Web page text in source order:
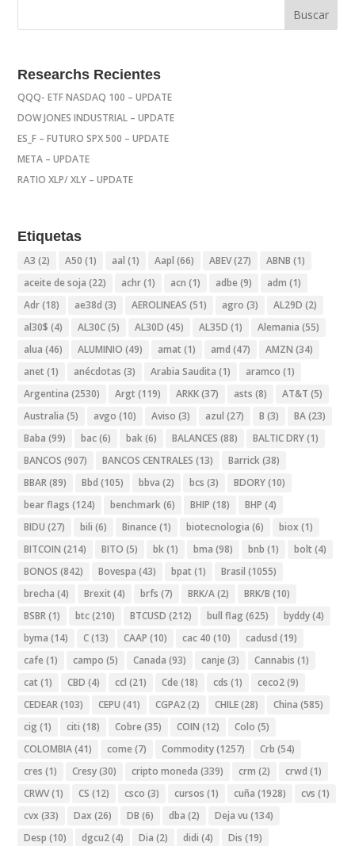
Researchs Recientes
QQQ- ETF NASDAQ 100 – UPDATE
DOW JONES INDUSTRIAL – UPDATE
ES_F – FUTURO SPX 500 – UPDATE
META – UPDATE
RATIO XLP/ XLY – UPDATE
Etiquetas
A3 (2) A50 (1) aal (1) Aapl (66) ABEV(27) ABNB (1)
aceite de soja (22) achr(1) acn (1) adbe (9) adm (1)
Adr(18) ae38d (3) AEROLINEAS (51) agro (3) AL29D (2)
al30$ (4) AL30C(5) AL30D (45) AL35D (1) Alemania (55)
alua (46) ALUMINIO (49) amat (1) amd (47) AMZN (34)
anet (1) anécdotas (3) Arabia Saudita (1) aramco (1)
Argentina (2530) Argt (119) ARKK(37) asts (8) AT&T (5)
Australia (5) avgo (10) Aviso (3) azul (27) B (3) BA(23)
Baba (99) bac(6) bak(6) BALANCES (88) BALTIC DRY(1)
BANCOS (907) BANCOS CENTRALES (13) Barrick(38)
BBAR(89) Bbd (105) bbva (2) bcs (3) BDORY(10)
bear flags (124) benchmark(6) BHIP (18) BHP (4)
BIDU (27) bili (6) Binance (1) biotecnologia (6) biox (1)
BITCOIN (214) BITO (5) bk(1) bma (98) bnb (1) bolt (4)
BONOS (842) Bovespa (43) bpat (1) Brasil (1055)
brecha (4) Brexit (4) brfs (7) BRK/A(2) BRK/B (10)
BSBR(1) btc(210) BTCUSD (212) bull flag (625) byddy(4)
byma (14) C(13) CAAP (10) cac 40 (10) cadusd (19)
cafe (1) campo (5) Canada (93) canje (3) Cannabis (1)
cat (1) CBD (4) ccl (21) Cde (18) cds (1) ceco2(9)
CEDEAR(103) CEPU (41) CGPA2(2) CHILE(28) China (585)
cig (1) citi (18) Cobre (35) COIN (12) Colo (5)
COLOMBIA(41) come (7) Commodity(1257) Crb (54)
cres (1) Cresy(30) cripto moneda (339) crm (2) crwd (1)
CRWV(1) CS (12) csco (3) cursos (1) cuña (1928) cvs (1)
cvx (33) Dax (26) DB (6) dba (2) Deja vu (134)
Desp (10) dgcu2(4) Dia (2) didi (4) Dis (19)